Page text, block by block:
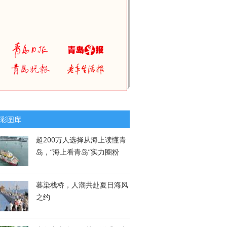
图库
超200万人选择从海上读懂青
岛，“海上看青岛”实力圈粉
暮染栈桥，人潮共赴夏日海风
之约